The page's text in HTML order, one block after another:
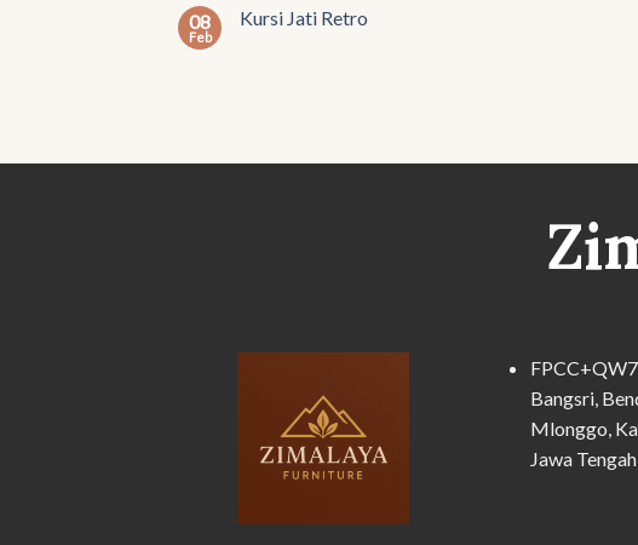
08
Feb
Kursi Jati Retro
Bangsri,
Mlonggo,
Jawa